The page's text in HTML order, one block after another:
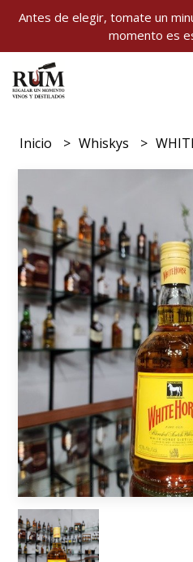
Antes de elegir, tomate un
momento es
Inicio Whiskys